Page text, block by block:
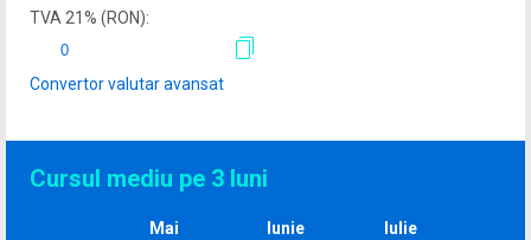
TVA 21% (RON):
Convertor valutar avansat
Cursul mediu pe 3 luni
Mai Iunie
Iulie